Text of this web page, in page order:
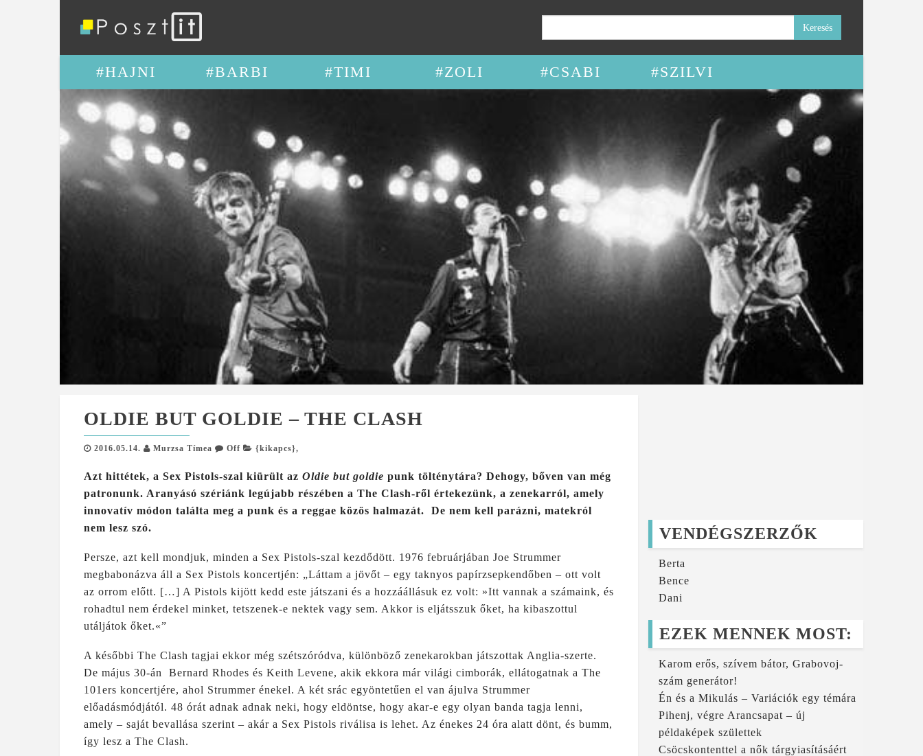
#HAJNI #BARBI #TIMI #ZOLI #CSABI #SZILVI
OLDIE BUT GOLDIE – THE CLASH
2016.05.14. Murzsa Tímea Off {kikapcs},
Azt hittétek, a Sex Pistols-szal kiürült az Oldie but goldie punk tölténytára? Dehogy, bőven van még
patronunk. Aranyásó szériánk legújabb részében a The Clash-ről értekezünk, a zenekarról, amely
innovatív módon találta meg a punk és a reggae közös halmazát. De nem kell parázni, matekról
nem lesz szó.
Persze, azt kell mondjuk, minden a Sex Pistols-szal kezdődött. 1976 februárjában Joe Strummer
megbabonázva áll a Sex Pistols koncertjén: „Láttam a jövőt – egy taknyos papírzsepkendőben – ott volt
az orrom előtt. […] A Pistols kijött kedd este játszani és a hozzáállásuk ez volt: »Itt vannak a számaink, és
rohadtul nem érdekel minket, tetszenek-e nektek vagy sem. Akkor is eljátsszuk őket, ha kibaszottul
utáljátok őket.«”
A későbbi The Clash tagjai ekkor még szétszóródva, különböző zenekarokban játszottak Anglia-szerte.
De május 30-án Bernard Rhodes és Keith Levene, akik ekkora már világi cimborák, ellátogatnak a The
101ers koncertjére, ahol Strummer énekel. A két srác egyöntetűen el van ájulva Strummer
előadásmódjától. 48 órát adnak adnak neki, hogy eldöntse, hogy akar-e egy olyan banda tagja lenni,
amely – saját bevallása szerint – akár a Sex Pistols riválisa is lehet. Az énekes 24 óra alatt dönt, és bumm,
így lesz a The Clash.
VENDÉGSZERZŐK
Berta
Bence
Dani
EZEK MENNEK MOST:
Karom erős, szívem bátor, Grabovoj-
szám generátor!
Én és a Mikulás – Variációk egy témára
Pihenj, végre Arancsapat – új
példaképek születtek
Csöcskontenttel a nők tárgyiasításáért